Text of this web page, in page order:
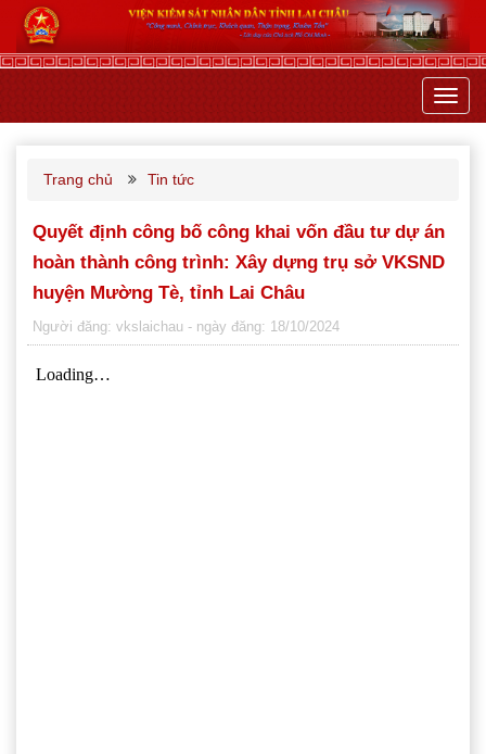
Trang chủ Tin tức
Quyết định công bố công khai vốn đầu tư dự án
hoàn thành công trình: Xây dựng trụ sở VKSND
huyện Mường Tè, tỉnh Lai Châu
Người đăng: vkslaichau - ngày đăng: 18/10/2024